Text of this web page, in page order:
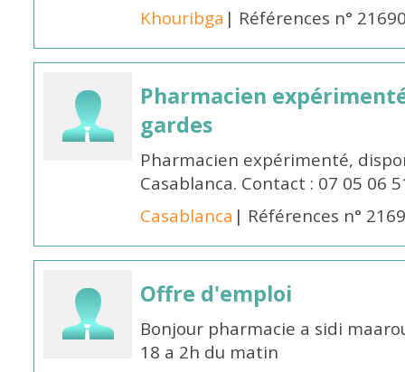
Khouribga | Références n°
Pharmacien
gardes
Pharmacien expérimenté,
Casablanca. Contact : 07 05 06
Casablanca | Références n°
Offre d'emploi
Bonjour pharmacie a sidi
18 a 2h du matin